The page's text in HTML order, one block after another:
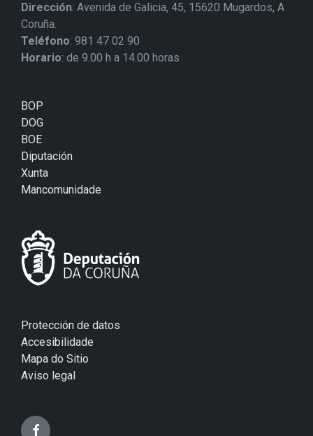
Dirección: Avenida de Galicia, 45, 15620 Mugardos, A
Coruña.
Teléfono: 981 47 02 90
Horario: de 9.00 h a 14.00 horas
BOP
DOG
BOE
Diputación
Xunta
Mancomunidade
Protección de datos
Accesibilidade
Mapa do Sitio
Aviso legal